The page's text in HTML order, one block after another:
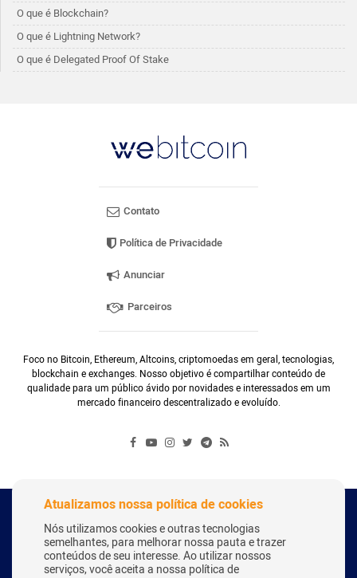
O que é Blockchain?
O que é Lightning Network?
O que é Delegated Proof Of Stake
Contato
Política de Privacidade
Anunciar
Parceiros
Foco no Bitcoin, Ethereum, Altcoins, criptomoedas em geral, tecnologias,
blockchain e exchanges. Nosso objetivo é compartilhar conteúdo de
qualidade para um público ávido por novidades e interessados em um
mercado financeiro descentralizado e evoluído.
Copyright Webitcoin 2018 - Todos os Direitos Reservados
Desenvolvido por: Herick Correa
Atualizamos nossa política de cookies
Nós utilizamos cookies e outras tecnologias
semelhantes, para melhorar nossa pauta e trazer
conteúdos de seu interesse. Ao utilizar nossos
serviços, você aceita a nossa política de